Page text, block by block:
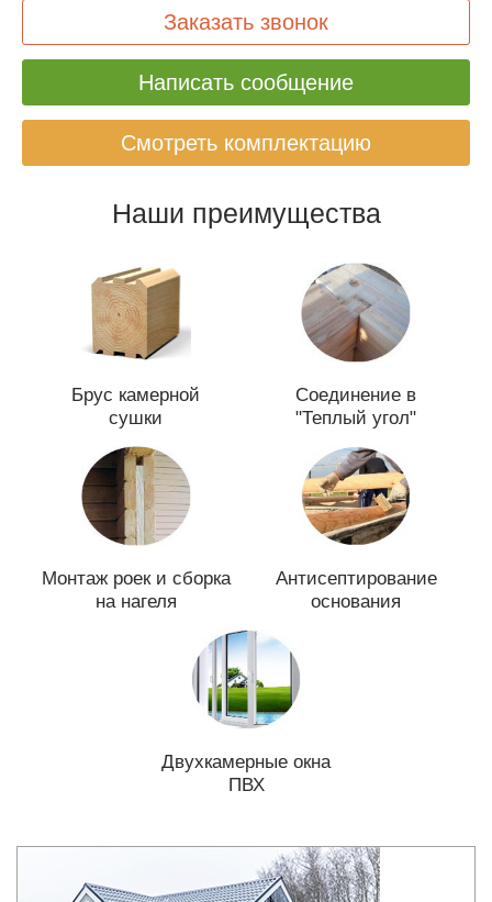
Заказать звонок
Написать сообщение
Смотреть комплектацию
Наши преимущества
Брус камерной
сушки
Соединение в
"Теплый угол"
Монтаж роек и сборка
на нагеля
Антисептирование
основания
Двухкамерные окна
ПВХ